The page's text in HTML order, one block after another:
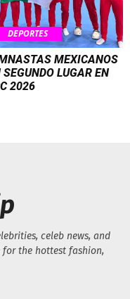
DEPORTES
MEXICANOS
SEGUNDO LUGAR EN
2026
celeb news, and
for the hottest fashion,